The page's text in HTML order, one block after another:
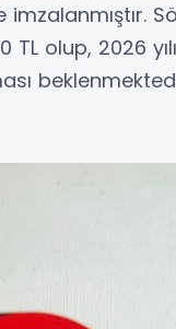
TL olup, 2026